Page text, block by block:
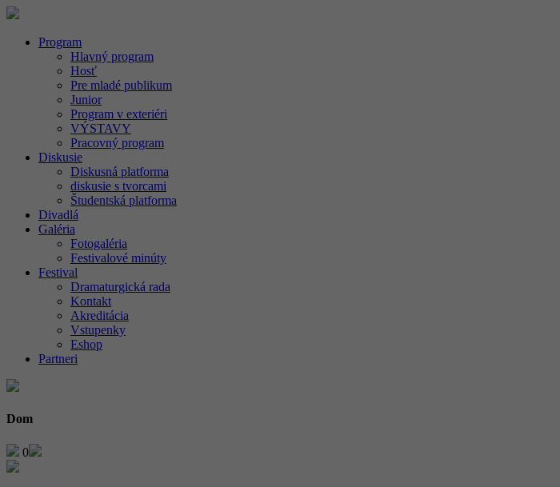
Program
Hlavný program
Hosť
Pre mladé publikum
Junior
Program v exteriéri
VÝSTAVY
Pracovný program
Diskusie
Diskusná platforma
diskusie s tvorcami
Študentská platforma
Divadlá
Galéria
Fotogaléria
Festivalové minúty
Festival
Dramaturgická rada
Kontakt
Akreditácia
Vstupenky
Eshop
Partneri
Dom
0